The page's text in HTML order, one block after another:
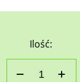
Ilość: